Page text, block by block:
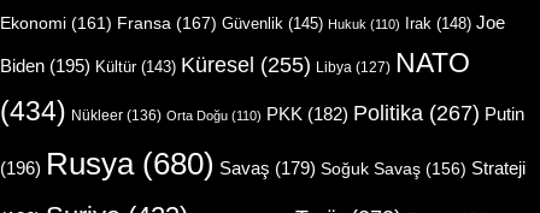
Ekonomi (161) Fransa (167) Güvenlik (145) Hukuk (110) Irak (148) Joe
Biden (195) Kültür(143) Küresel (255) Libya (127) NATO
(434) Nükleer (136) Orta Doğu (110) PKK (182) Politika (267) Putin
(196) Rusya(680) Savaş (179) Soğuk Savaş (156) Strateji